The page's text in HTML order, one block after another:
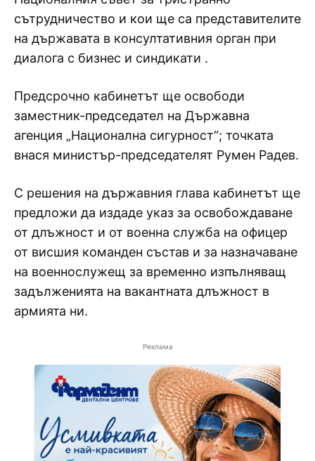
сътрудничество и кои ще са представителите
на държавата в консултативния орган при
диалога с бизнес и синдикати .
Предсрочно кабинетът ще освободи
заместник-председател на Държавна
агенция „Национална сигурност“; точката
внася министър-председателят Румен Радев.
С решения на държавния глава кабинетът ще
предложи да издаде указ за освобождаване
от длъжност и от военна служба на офицер
от висшия команден състав и за назначаване
на военнослужещ за временно изпълняващ
задълженията на вакантната длъжност в
армията ни.
Реклама